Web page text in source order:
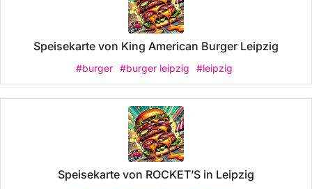
Speisekarte von King American Burger Leipzig
#burger #burger leipzig #leipzig
Speisekarte von ROCKET’S in Leipzig